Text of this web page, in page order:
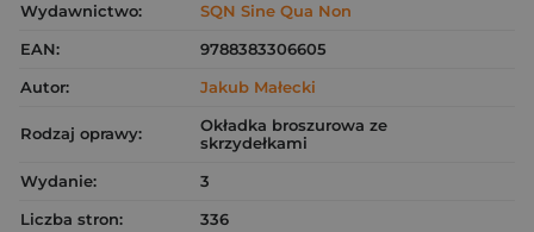
Wydawnictwo:
SQN Sine Qua Non
EAN:
9788383306605
Autor:
Jakub Małecki
Rodzaj oprawy:
Okładka broszurowa ze
skrzydełkami
Wydanie:
3
Liczba stron:
336